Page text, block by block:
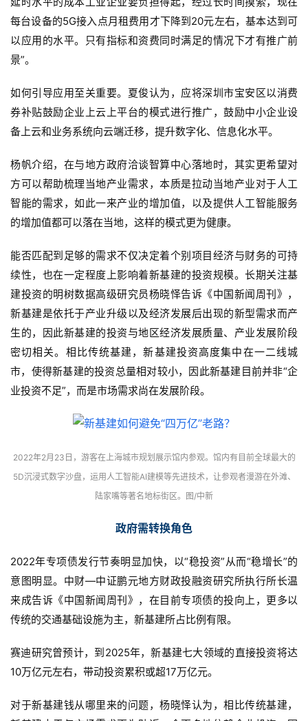
每台设备的5G接入点月租费用才下降到20元左右，基本达到可
以应用的水平。只有指标和资费同时满足的情况下才有推广前
景”。
如何引导应用至关重要。夏俊认为，应将深圳市宝安区以消费
券补贴鼓励企业上云上平台的模式进行推广，鼓励中小企业设
备上云和业务系统向云端迁移，提升数字化、信息化水平。
杨帆介绍，在与地方政府洽谈智算中心落地时，其实更希望对
方可以帮助梳理当地产业需求，本质是拉动当地产业对于人工
智能的需求，如此一来产业的增加值，以及提供人工智能服务
的增加值都可以落在当地，这样的模式更为健康。
能否匹配到足够的需求不仅决定着个别项目经济与财务的可持
续性，也在一定程度上影响着新基建的投资规模。长期关注基
建投资的明树数据高级研究员杨晓怿告诉《中国新闻周刊》，
新基建是依托于产业升级以及经济发展后出现的新型需求而产
生的，因此新基建的投资与地区经济发展质量、产业发展阶段
密切相关。相比传统基建，新基建投资高度集中在一二线城
市，使得新基建的投资总量相对较小，因此新基建目前并非“企
业投资不足”，而是市场需求尚在发展阶段。
2022年2月23日，游客在上海城市规划展示馆内参观。馆内有目前全球最大的
5D沉浸式数字沙盘，运用人工智能AI建模等先进技术，让参观者漫游在外滩、
陆家嘴等著名地标街区。图/中新
政府需转换角色
2022年专项债发行节奏明显加快，以“稳投资”从而“稳增长”的
意图明显。中财—中证鹏元地方财政投融资研究所执行所长温
来成告诉《中国新闻周刊》，在目前专项债的投向上，更多以
传统的交通基础设施为主，新基建所占比例有限。
赛迪研究曾预计，到2025年，新基建七大领域的直接投资将达
10万亿元左右，带动投资累积或超17万亿元。
对于新基建钱从哪里来的问题，杨晓怿认为，相比传统基建，